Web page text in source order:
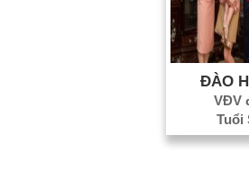
ĐÀO
VĐV
Tuổi